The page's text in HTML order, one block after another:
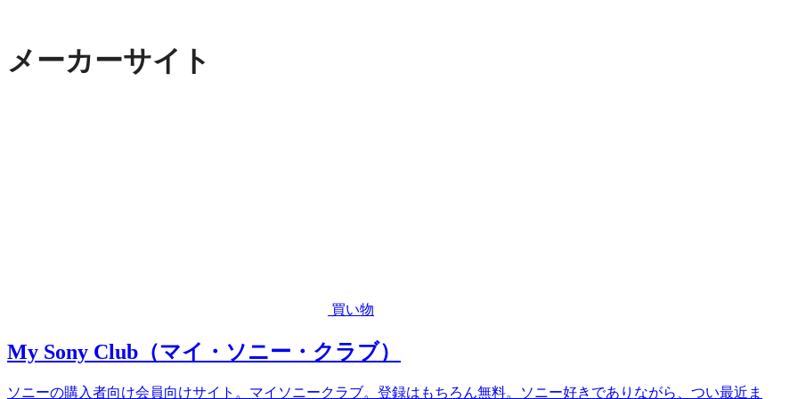
メーカーサイト
買い物
My Sony Club（マイ・ソニー・クラブ）
ソニーの購入者向け会員向けサイト。マイソニークラブ。登録はもちろん無料。ソニー好きでありながら、つい最近ま